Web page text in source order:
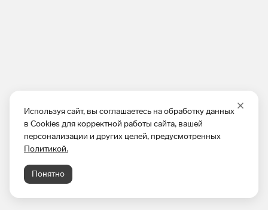
Используя сайт, вы соглашаетесь на обработку данных
в Cookies для корректной работы сайта, вашей
персонализации и других целей, предусмотренных
Политикой.
Понятно